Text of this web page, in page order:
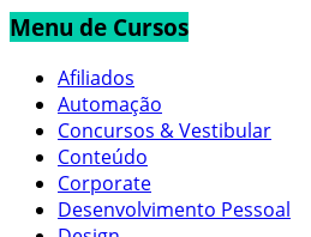
Menu de Cursos
Afiliados
Automação
Concursos & Vestibular
Conteúdo
Corporate
Desenvolvimento Pessoal